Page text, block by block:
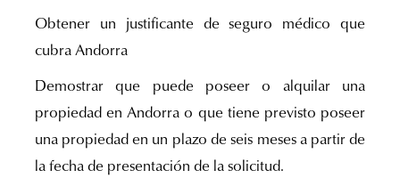
Obtener un justificante de seguro médico que
cubra Andorra
Demostrar que puede poseer o alquilar una
propiedad en Andorra o que tiene previsto poseer
una propiedad en un plazo de seis meses a partir de
la fecha de presentación de la solicitud.